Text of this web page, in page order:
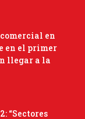
en
en el primer
llegar a la
“Sectores